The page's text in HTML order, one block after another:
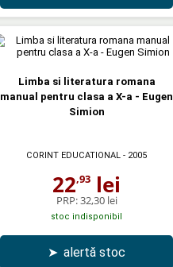
Limba si literatura romana
manual pentru clasa a X-a - Eugen
Simion
CORINT EDUCATIONAL - 2005
22,93 lei
PRP:32,30 lei
stoc indisponibil
➤ alertă stoc